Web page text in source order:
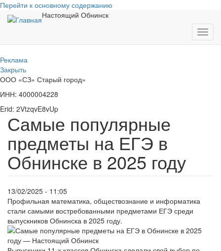
Перейти к основному содержанию
Настоящий Обнинск
Реклама
Закрыть
ООО «СЗ» Старый город»
ИНН: 4000004228
Erid: 2VtzqvE8vUp
Самые популярные
предметы на ЕГЭ в
Обнинске в 2025 году
13/02/2025 - 11:05
Профильная математика, обществознание и информатика
стали самыми востребованными предметами ЕГЭ среди
выпускников Обнинска в 2025 году.